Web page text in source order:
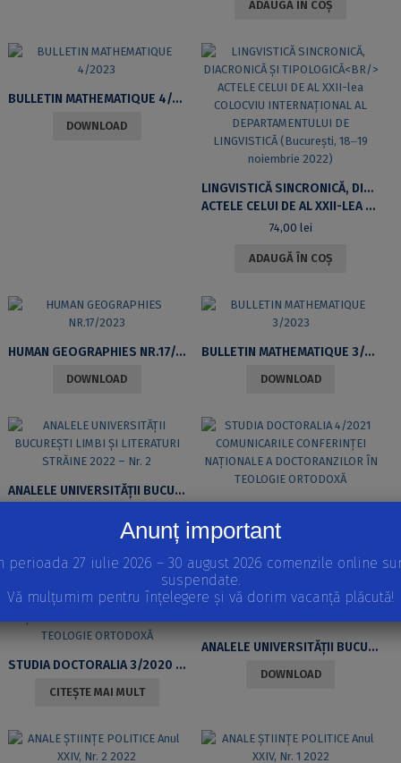
ADAUGĂ ÎN COȘ
BULLETIN MATHEMATIQUE 4/2023
DOWNLOAD
LINGVISTICĂ SINCRONICĂ, DIACRONICĂ ȘI TIPOLOGICĂ
ACTELE CELUI DE AL XXII-LEA COLOCVIU INTERNAȚIONAL AL DEPARTAMENTULUI DE LINGVISTICĂ (BUCUREȘTI, 18‒19 NOIEMBRIE 2022)
74,00 lei
ADAUGĂ ÎN COȘ
HUMAN GEOGRAPHIES NR.17/2023
DOWNLOAD
BULLETIN MATHEMATIQUE 3/2023
DOWNLOAD
ANALELE UNIVERSITĂŢII BUCUREŞTI LIMBI ŞI LITERATURI STRĂINE 2022 – NR. 2
CITEȘTE MAI MULT
STUDIA DOCTORALIA 3/2020 COMUNICARILE CONFERINȚEI NAȚIONALE A DOCTORANZILOR ÎN TEOLOGIE ORTODOXĂ
CITEȘTE MAI MULT
ANALELE UNIVERSITĂŢII BUCUREŞTI LIMBI ŞI LITERATURI STRĂINE 2022 – NR. 1
DOWNLOAD
Anunț important
perioada 27 iulie 2026 – 30 august 2026 comenzile online
suspendate.
Vă mulțumim pentru înțelegere și vă dorim vacanță plăcută!